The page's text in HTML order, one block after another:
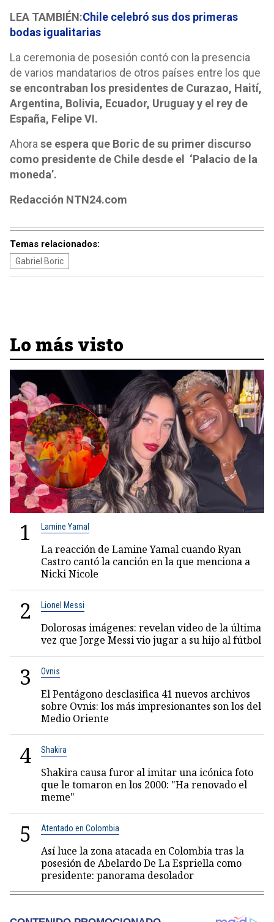
LEA TAMBIÉN:Chile celebró sus dos primeras
bodas igualitarias
La ceremonia de posesión contó con la presencia
de varios mandatarios de otros países entre los que
se encontraban los presidentes de Curazao, Haití,
Argentina, Bolivia, Ecuador, Uruguay y el rey de
España, Felipe VI.
Ahora se espera que Boric de su primer discurso
como presidente de Chile desde el ‘Palacio de la
moneda’.
Redacción NTN24.com
Temas relacionados:
Gabriel Boric
Lo más visto
1 Lamine Yamal
La reacción de Lamine Yamal cuando Ryan
Castro cantó la canción en la que menciona a
Nicki Nicole
2 Lionel Messi
Dolorosas imágenes: revelan video de la última
vez que Jorge Messi vio jugar a su hijo al fútbol
3 Ovnis
El Pentágono desclasifica 41 nuevos archivos
sobre Ovnis: los más impresionantes son los del
Medio Oriente
4 Shakira
Shakira causa furor al imitar una icónica foto
que le tomaron en los 2000: "Ha renovado el
meme"
5 Atentado en Colombia
Así luce la zona atacada en Colombia tras la
posesión de Abelardo De La Espriella como
presidente: panorama desolador